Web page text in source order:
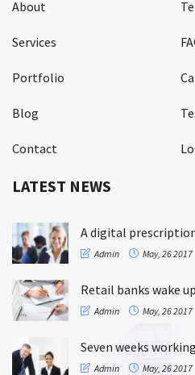
About
Services
Portfolio
Blog
Contact
LATEST NEWS
A digital
Admin May, 26 2017
Retail banks wake
Admin May, 26 2017
Seven weeks
Admin May, 26 2017